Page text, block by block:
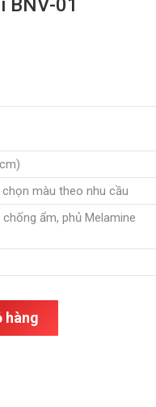
BNV-01
màu theo nhu cầu
ẩm, phủ Melamine
hàng